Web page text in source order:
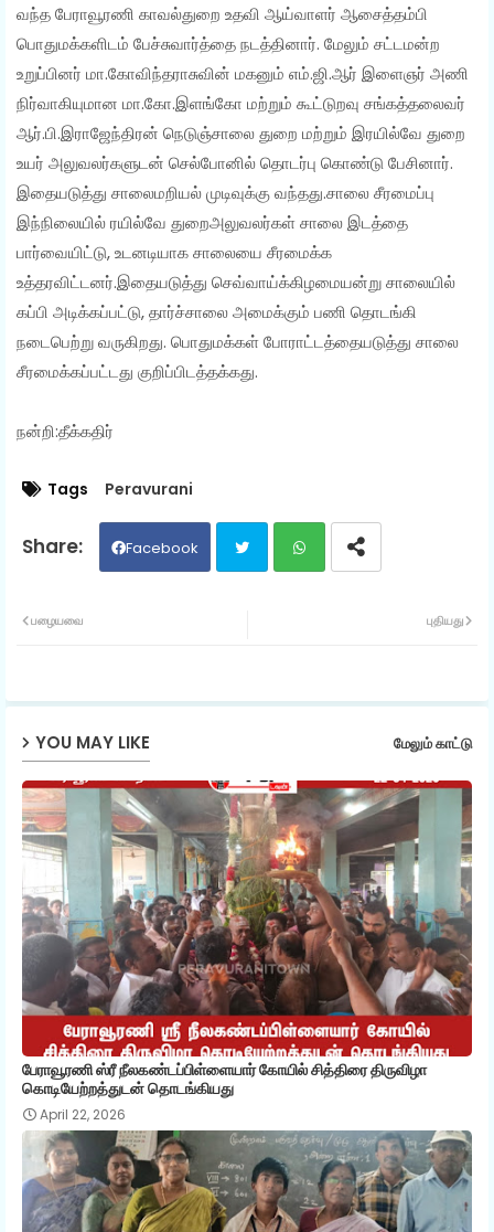
வந்த பேராவூரணி காவல்துறை உதவி ஆய்வாளர் ஆசைத்தம்பி
பொதுமக்களிடம் பேச்சுவார்த்தை நடத்தினார். மேலும் சட்டமன்ற
உறுப்பினர் மா.கோவிந்தராசுவின் மகனும் எம்.ஜி.ஆர் இளைஞர் அணி
நிர்வாகியுமான மா.கோ.இளங்கோ மற்றும் கூட்டுறவு சங்கத்தலைவர்
ஆர்.பி.இராஜேந்திரன் நெடுஞ்சாலை துறை மற்றும் இரயில்வே துறை
உயர் அலுவலர்களுடன் செல்போனில் தொடர்பு கொண்டு பேசினார்.
இதையடுத்து சாலைமறியல் முடிவுக்கு வந்தது.சாலை சீரமைப்பு
இந்நிலையில் ரயில்வே துறைஅலுவலர்கள் சாலை இடத்தை
பார்வையிட்டு, உடனடியாக சாலையை சீரமைக்க
உத்தரவிட்டனர்.இதையடுத்து செவ்வாய்க்கிழமையன்று சாலையில்
கப்பி அடிக்கப்பட்டு, தார்ச்சாலை அமைக்கும் பணி தொடங்கி
நடைபெற்று வருகிறது. பொதுமக்கள் போராட்டத்தையடுத்து சாலை
சீரமைக்கப்பட்டது குறிப்பிடத்தக்கது.
நன்றி:தீக்கதிர்
Tags Peravurani
Facebook
ap
புதியது
பழையவை
YOU MAY LIKE மேலும் காட்டு
பேராவூரணி ஸ்ரீ நீலகண்டப்பிள்ளையார் கோயில் சித்திரை திருவிழா
கொடியேற்றத்துடன் தொடங்கியது
April 22, 2026